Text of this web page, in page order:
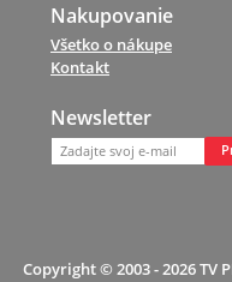
Nakupovanie
Všetko o nákupe
Kontakt
Newsletter
Copyright © 2003 - 2026 TV